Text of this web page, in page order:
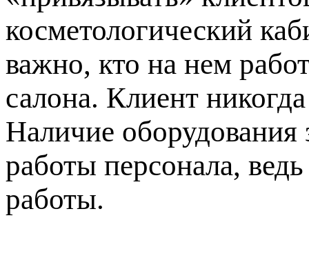
косметологический
важно, кто на нем
салона. Клиент
Наличие оборудования
работы персонала,
работы.